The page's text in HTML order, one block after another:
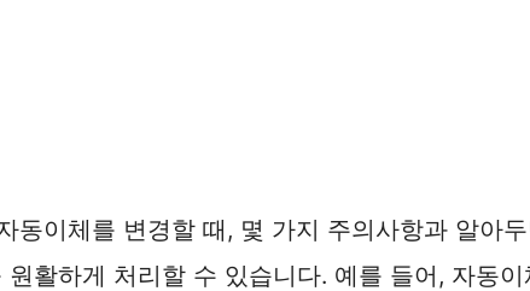
동이체를 변경할 때, 몇 가지 주의사항과 알아
활하게 처리할 수 있습니다. 예를 들어, 자동